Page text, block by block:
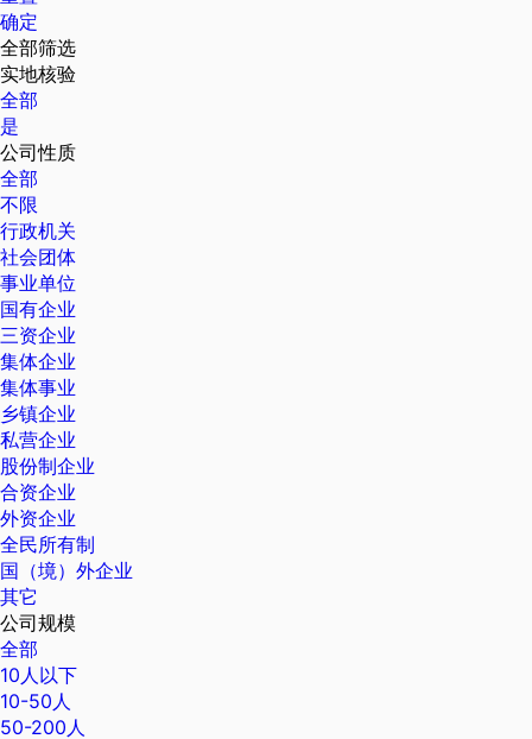
确定
全部筛选
实地核验
全部
是
公司性质
全部
不限
行政机关
社会团体
事业单位
国有企业
三资企业
集体企业
集体事业
乡镇企业
私营企业
股份制企业
合资企业
外资企业
全民所有制
国（境）外企业
其它
公司规模
全部
10人以下
10-50人
50-200人